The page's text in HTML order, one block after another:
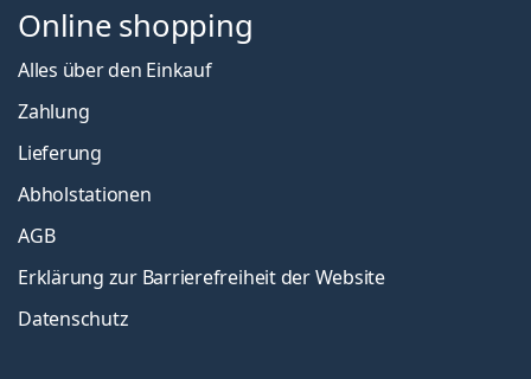
Online shopping
Alles über den Einkauf
Zahlung
Lieferung
Abholstationen
AGB
Erklärung zur Barrierefreiheit der Website
Datenschutz